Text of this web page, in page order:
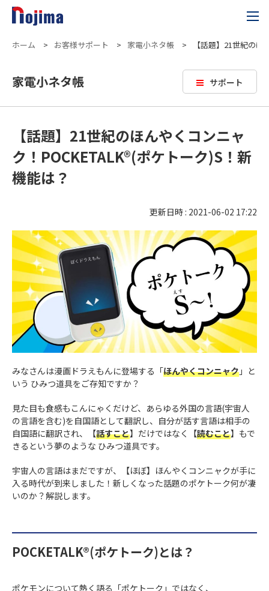
ホーム > お客様サポート > 家電小ネタ帳 > 【話題】21世紀の
サポート
家電小ネタ帳
【話題】21世紀のほんやくコンニャ
ク！POCKETALK®(ポケトーク)S！新
機能は？
更新日時 : 2021-06-02 17:22
みなさんは漫画ドラえもんに登場する「ほんやくコンニャク 」と
いう ひみつ道具をご存知ですか？
見た目も食感もこんにゃくだけど、あらゆる外国の言語(宇宙人
の言語を含む)を自国語として翻訳し、自分が話す言語は相手の
自国語に翻訳され、【話すこと】だけではなく【読むこと】もで
きるという夢のような ひみつ道具です。
宇宙人の言語はまだですが、【ほぼ】ほんやくコンニャクが手に
入る時代が到来しました！新しくなった話題のポケトーク何が凄
いのか？解説します。
POCKETALK®(ポケトーク)とは？
ポケモンについて熱く語る「ポケトーク」ではなく、